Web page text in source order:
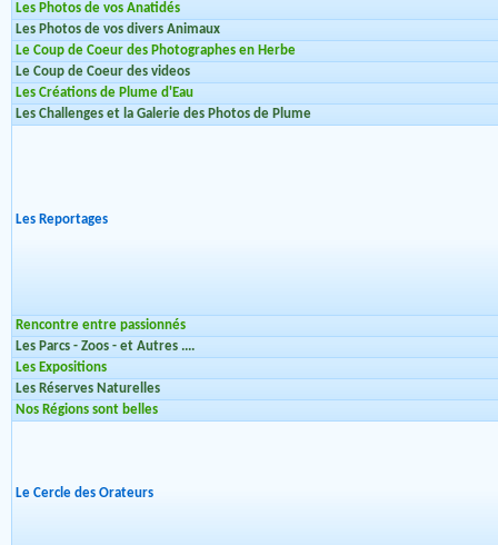
Les Photos de vos Anatidés
Les Photos de vos divers Animaux
Le Coup de Coeur des Photographes en Herbe
Le Coup de Coeur des videos
Les Créations de Plume d'Eau
Les Challenges et la Galerie des Photos de Plume
Les Reportages
Rencontre entre passionnés
Les Parcs - Zoos - et Autres ....
Les Expositions
Les Réserves Naturelles
Nos Régions sont belles
Le Cercle des Orateurs